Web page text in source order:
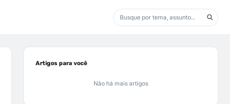
Artigos para você
Não há mais artigos